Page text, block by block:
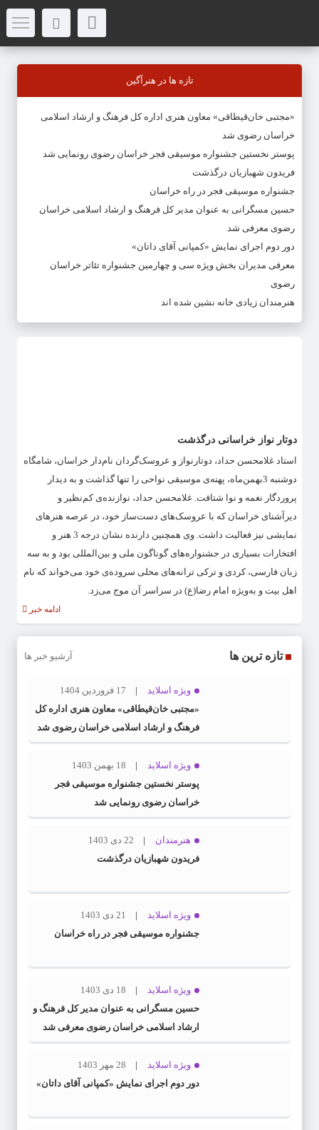
تازه ها در هنرآگین
«مجتبی خان‌قیطاقی» معاون هنری اداره کل فرهنگ و ارشاد اسلامی
خراسان رضوی شد
پوستر نخستین جشنواره موسیقی فجر خراسان رضوی رونمایی شد
فریدون شهبازیان درگذشت
جشنواره موسیقی فجر در راه خراسان
حسین مسگرانی به عنوان مدیر کل فرهنگ و ارشاد اسلامی خراسان
رضوی معرفی شد
دور دوم اجرای نمایش «کمپانی آقای داتان»
معرفی مدیران بخش ویژه سی و چهارمین جشنواره تئاتر خراسان
رضوی
هنرمندان زیادی خانه نشین شده اند
دوتار نواز خراسانی درگذشت
استاد غلامحسن حداد، دوتارنواز و عروسک‌گردان نام‌دار خراسان، شامگاه
دوشنبه 3بهمن‌ماه، پهنه‌ی موسیقی نواحی را تنها گذاشت و به دیدار
پروردگار نغمه و نوا شتافت. غلامحسن حداد، نوازنده‌ی کم‌نظیر و
دیرآشنای خراسان که با عروسک‌های دست‌ساز خود، در عرصه هنرهای
نمایشی نیز فعالیت داشت. وی همچنین دارنده نشان درجه 3 هنر و
افتخارات بسیاری در جشنواره‌های گوناگون ملی و بین‌المللی بود و به سه
زبان فارسی، کردی و ترکی ترانه‌های محلی سروده‌ی خود می‌خواند که نام
اهل بیت و به‌ویژه امام رضا(ع) در سراسر آن موج می‌زد.
ادامه خبر
تازه ترین ها آرشیو خبر ها
ویژه اسلاید
17 فروردین 1404
«مجتبی خان‌قیطاقی» معاون هنری اداره کل
فرهنگ و ارشاد اسلامی خراسان رضوی شد
ویژه اسلاید
18 بهمن 1403
پوستر نخستین جشنواره موسیقی فجر
خراسان رضوی رونمایی شد
هنرمندان
22 دی 1403
فریدون شهبازیان درگذشت
ویژه اسلاید
21 دی 1403
جشنواره موسیقی فجر در راه خراسان
ویژه اسلاید
18 دی 1403
حسین مسگرانی به عنوان مدیر کل فرهنگ و
ارشاد اسلامی خراسان رضوی معرفی شد
ویژه اسلاید
28 مهر 1403
دور دوم اجرای نمایش «کمپانی آقای داتان»